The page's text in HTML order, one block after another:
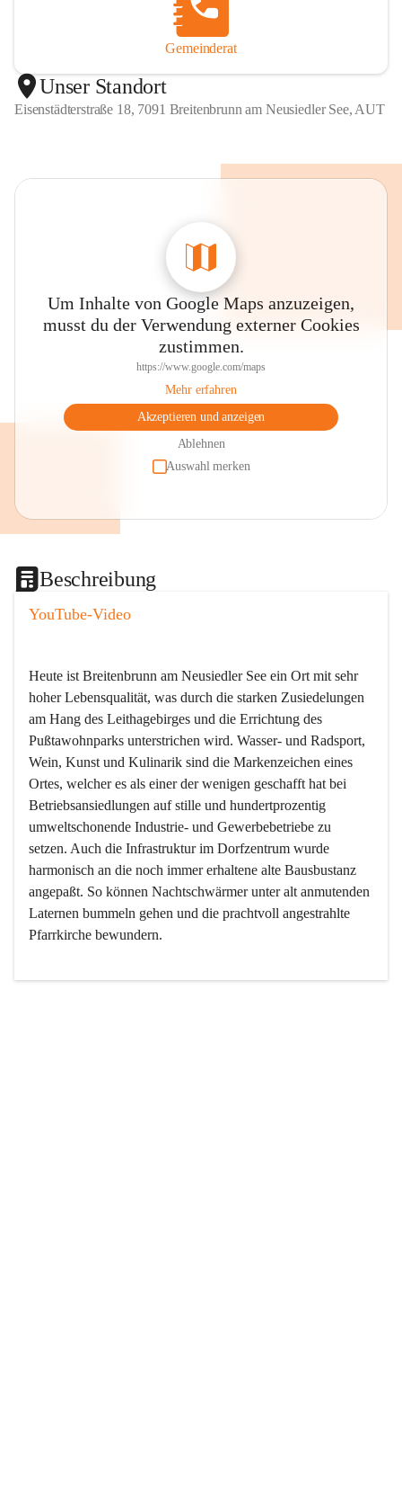
Gemeinderat
Unser Standort
Eisenstädterstraße 18, 7091 Breitenbrunn am Neusiedler See, AUT
Um Inhalte von Google Maps anzuzeigen,
musst du der Verwendung externer Cookies
zustimmen.
https://www.google.com/maps
Mehr erfahren
Akzeptieren und anzeigen
Ablehnen
Auswahl merken
Beschreibung
YouTube-Video
Heute ist Breitenbrunn am Neusiedler See ein Ort mit sehr
hoher Lebensqualität, was durch die starken Zusiedelungen
am Hang des Leithagebirges und die Errichtung des
Pußtawohnparks unterstrichen wird. Wasser- und Radsport,
Wein, Kunst und Kulinarik sind die Markenzeichen eines
Ortes, welcher es als einer der wenigen geschafft hat bei
Betriebsansiedlungen auf stille und hundertprozentig
umweltschonende Industrie- und Gewerbebetriebe zu
setzen. Auch die Infrastruktur im Dorfzentrum wurde
harmonisch an die noch immer erhaltene alte Bausbustanz
angepaßt. So können Nachtschwärmer unter alt anmutenden
Laternen bummeln gehen und die prachtvoll angestrahlte
Pfarrkirche bewundern.
Der Weinbau dominert heute nicht mehr, ist aber integrativer